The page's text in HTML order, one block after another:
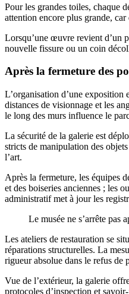
Pour les grandes toiles, chaque
attention encore plus grande,
Lorsqu’une œuvre revient d’un
nouvelle fissure ou un coin
Après la fermeture des
L’organisation d’une exposition
distances de visionnage et les
le long des murs influence le
La sécurité de la galerie est
stricts de manipulation des
l’art.
Après la fermeture, les équipes
et des boiseries anciennes ; les
administratif met à jour les
Le musée ne s’arrête
Les ateliers de restauration se
réparations structurelles. La
rigueur absolue dans le refus de
Vue de l’extérieur, la galerie
protocoles d’inspection et